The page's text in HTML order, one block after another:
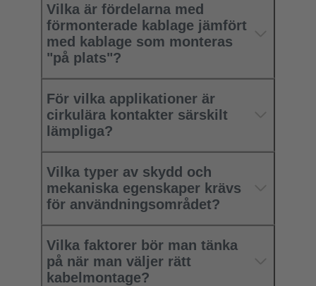
Vilka är fördelarna med
förmonterade kablage jämfört
med kablage som monteras
"på plats"?
För vilka applikationer är
cirkulära kontakter särskilt
lämpliga?
Vilka typer av skydd och
mekaniska egenskaper krävs
för användningsområdet?
Vilka faktorer bör man tänka
på när man väljer rätt
kabelmontage?